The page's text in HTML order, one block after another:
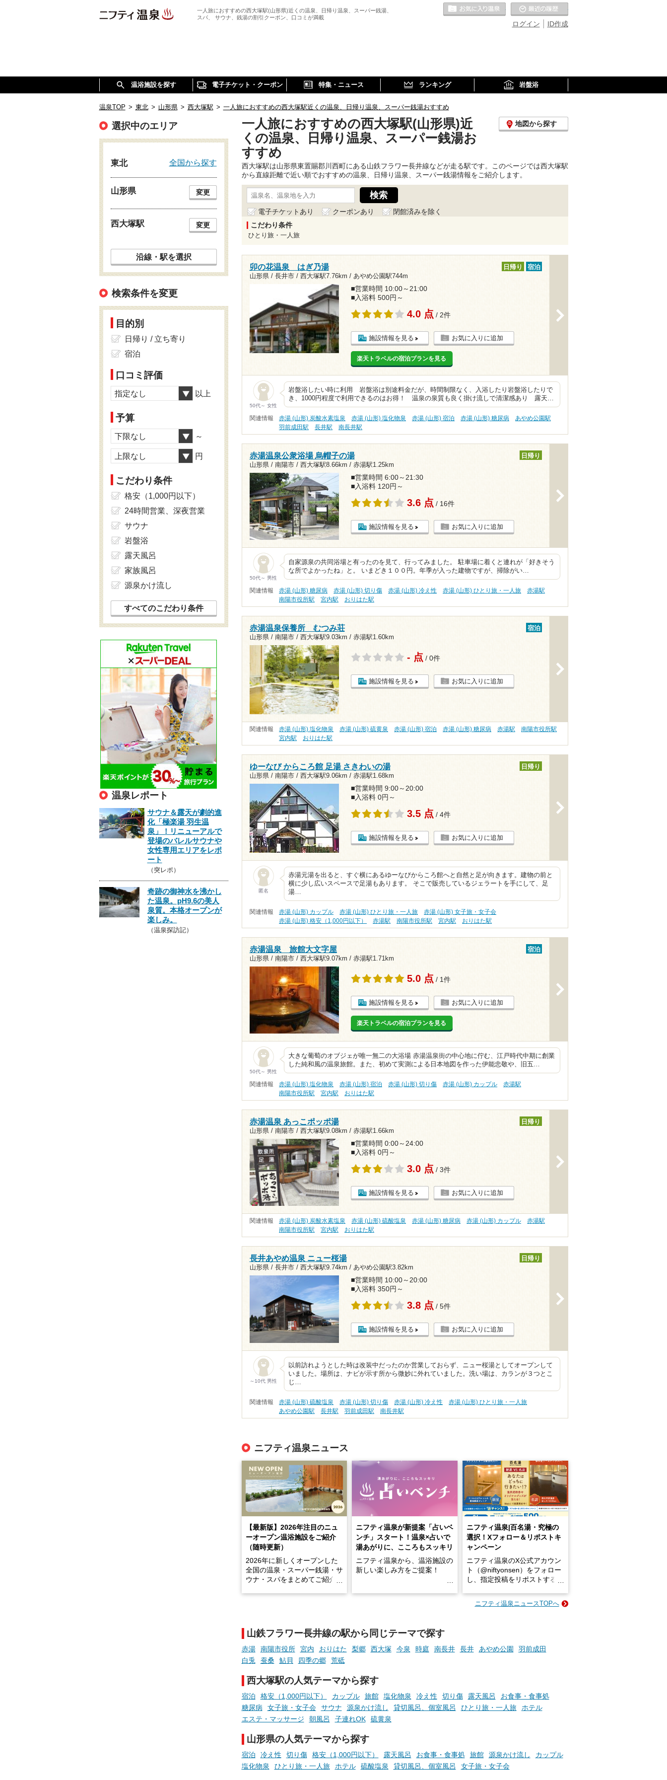
一人旅におすすめの西大塚駅(山形県)近くの温泉、日帰り温泉、スーパー銭湯、
スパ、 サウナ、銭湯の割引クーポン、口コミが満載
ID作成
ログイン
お気に入りの温泉
温浴施設を探す 電子チケット・クーポン 特集・ニュース ランキング 岩盤浴
温泉TOP > 東北 > 山形県 > 西大塚駅 > 一人旅におすすめの西大塚駅近くの温泉、日帰り温泉、スーパー銭湯おすすめ
一人旅におすすめの西大塚駅(山形県)近
くの温泉、日帰り温泉、スーパー銭湯お
すすめ
地図から探す
西大塚駅は山形県東置賜郡川西町にある山鉄フラワー長井線などが走る駅です。このページでは西大塚駅
から直線距離で近い順でおすすめの温泉、日帰り温泉、スーパー銭湯情報をご紹介します。
電子チケットあり クーポンあり
閉館済みを除く
こだわり条件
ひとり旅・一人旅
卯の花温泉 はぎ乃湯
山形県 / 長井市 / 西大塚駅7.76km / あやめ公園駅744m
日帰り 宿泊
■営業時間 10:00～21:00
■入浴料 500円～
4.0 点 / 2件
施設情報を見る お気に入りに追加
楽天トラベルの宿泊プランを見る
50代～ 女性
岩盤浴したい時に利用 岩盤浴は別途料金だが、時間制限なく、入浴したり岩盤浴したりで
き、1000円程度で利用できるのはお得！ 温泉の泉質も良く掛け流しで清潔感あり 露天…
関連情報 赤湯 (山形) 炭酸水素塩泉 赤湯 (山形) 塩化物泉 赤湯 (山形) 宿泊 赤湯 (山形) 糖尿病
あやめ公園駅
羽前成田駅
長井駅 南長井駅
赤湯温泉公衆浴場 烏帽子の湯
山形県 / 南陽市 / 西大塚駅8.66km / 赤湯駅1.25km
日帰り
■営業時間 6:00～21:30
■入浴料 120円～
3.6 点 / 16件
施設情報を見る お気に入りに追加
50代～ 男性
自家源泉の共同浴場と有ったのを見て、行ってみました。 駐車場に着くと連れが「好きそう
な所でよかったね」と。 いまどき１００円。年季が入った建物ですが、掃除がい…
関連情報 赤湯 (山形) 糖尿病 赤湯 (山形) 切り傷 赤湯 (山形) 冷え性 赤湯 (山形) ひとり旅・一人旅
赤湯駅
南陽市役所駅
宮内駅 おりはた駅
赤湯温泉保養所 むつみ荘
山形県 / 南陽市 / 西大塚駅9.03km / 赤湯駅1.60km
宿泊
- 点 / 0件
施設情報を見る お気に入りに追加
関連情報 赤湯 (山形) 塩化物泉 赤湯 (山形) 硫黄泉 赤湯 (山形) 宿泊 赤湯 (山形) 糖尿病 赤湯駅
南陽市役所駅
宮内駅
おりはた駅
ゆーなび からころ館 足湯 さきわいの湯
山形県 / 南陽市 / 西大塚駅9.06km / 赤湯駅1.68km
日帰り
■営業時間 9:00～20:00
■入浴料 0円～
3.5 点 / 4件
施設情報を見る お気に入りに追加
匿名
赤湯元湯を出ると、すぐ横にあるゆーなびからころ館へと自然と足が向きます。建物の前と
横に少し広いスペースで足湯もあります。 そこで販売しているジェラートを手にして、足
湯…
関連情報 赤湯 (山形) カップル 赤湯 (山形) ひとり旅・一人旅
赤湯 (山形) 女子旅・女子会
赤湯 (山形) 格安（1,000円以下）
赤湯駅 南陽市役所駅 宮内駅 おりはた駅
赤湯温泉 旅館大文字屋
山形県 / 南陽市 / 西大塚駅9.07km / 赤湯駅1.71km
宿泊
5.0 点 / 1件
施設情報を見る お気に入りに追加
楽天トラベルの宿泊プランを見る
50代～ 男性
大きな葡萄のオブジェが唯一無二の大浴場 赤湯温泉街の中心地に佇む、江戸時代中期に創業
した純和風の温泉旅館。また、初めて実測による日本地図を作った伊能忠敬や、旧五…
関連情報 赤湯 (山形) 塩化物泉 赤湯 (山形) 宿泊 赤湯 (山形) 切り傷 赤湯 (山形) カップル
赤湯駅
南陽市役所駅
宮内駅 おりはた駅
赤湯温泉 あっこポッポ湯
山形県 / 南陽市 / 西大塚駅9.08km / 赤湯駅1.66km
日帰り
■営業時間 0:00～24:00
■入浴料 0円～
3.0 点 / 3件
施設情報を見る お気に入りに追加
関連情報 赤湯 (山形) 炭酸水素塩泉 赤湯 (山形) 硫酸塩泉 赤湯 (山形) 糖尿病 赤湯 (山形) カップル
赤湯駅
南陽市役所駅
宮内駅 おりはた駅
長井あやめ温泉 ニュー桜湯
山形県 / 長井市 / 西大塚駅9.74km / あやめ公園駅3.82km
日帰り
■営業時間 10:00～20:00
■入浴料 350円～
3.8 点 / 5件
施設情報を見る お気に入りに追加
～10代 男性
以前訪れようとした時は改装中だったのか営業しておらず、ニュー桜湯としてオープンして
いました。場所は、ナビが示す所から微妙に外れていました。洗い場は、カランが３つとこ
じ…
関連情報 赤湯 (山形) 硫酸塩泉 赤湯 (山形) 切り傷 赤湯 (山形) 冷え性
赤湯 (山形) ひとり旅・一人旅
あやめ公園駅
長井駅 羽前成田駅 南長井駅
ニフティ温泉ニュース
【最新版】2026年注目のニュ
ーオープン温浴施設をご紹介
（随時更新）
2026年に新しくオープンした
全国の温泉・スーパー銭湯・サ
ウナ・スパをまとめてご紹介！
まったスポットが続々登場して
います。
現地取材記事もあわせて紹介し
ていますので、気になる施設は
ぜひチェックして次のおでかけ
先の参考にしてみてください
ね。
ニフティ温泉が新提案「占いベ
ンチ」スタート！温泉×占いで
湯あがりに、こころもスッキリ
ニフティ温泉から、温浴施設の
新しい楽しみ方をご提案！
手相やタロットなど気軽に楽し
める占いで、“ととのう”おふろ
時間を、もっと特別に。
ニフティ温泉|百名湯・究極の
選択！Xフォロー＆リポストキ
ャンペーン
ニフティ温泉のX公式アカウン
ト（@niftyonsen）をフォロー
し、指定投稿をリポストする
GIFT500円分をプレゼントい
ニフティ温泉ニュースTOPへ
山鉄フラワー長井線の駅から同じテーマで探す
赤湯 南陽市役所 宮内 おりはた 梨郷 西大塚 今泉 時庭 南長井 長井 あやめ公園
羽前成田
白兎
蚕桑 鮎貝 四季の郷 荒砥
西大塚駅の人気テーマから探す
宿泊 格安（1,000円以下） カップル 旅館 塩化物泉 冷え性 切り傷 露天風呂
お食事・食事処
糖尿病
女子旅・女子会 サウナ 源泉かけ流し 貸切風呂、個室風呂 ひとり旅・一人旅
ホテル
エステ・マッサージ
朝風呂 子連れOK 硫黄泉
山形県の人気テーマから探す
宿泊 冷え性 切り傷 格安（1,000円以下） 露天風呂 お食事・食事処 旅館 源泉かけ流し
カップル
塩化物泉
ひとり旅・一人旅 ホテル 硫酸塩泉 貸切風呂、個室風呂 女子旅・女子会
選択中のエリア
東北 全国から探す
山形県 変更
西大塚駅 変更
沿線・駅を選択
検索条件を変更
目的別
日帰り / 立ち寄り
宿泊
口コミ評価
指定なし 以上
予算
下限なし ～
上限なし 円
こだわり条件
格安（1,000円以下）
24時間営業、深夜営業
サウナ
岩盤浴
露天風呂
家族風呂
源泉かけ流し
すべてのこだわり条件
温泉レポート
サウナ＆露天が劇的進
化「極楽湯 羽生温
泉」！リニューアルで
登場のバレルサウナや
女性専用エリアをレポ
ート
（突レポ）
奇跡の御神水を沸かし
た温泉。pH9.6の美人
泉質。本格オープンが
楽しみ。
（温泉探訪記）